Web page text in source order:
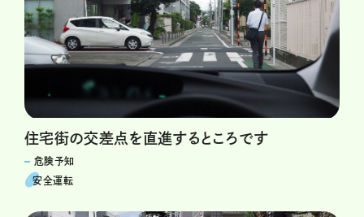
住宅街の交差点を直進するところです
危険予知
安全運転